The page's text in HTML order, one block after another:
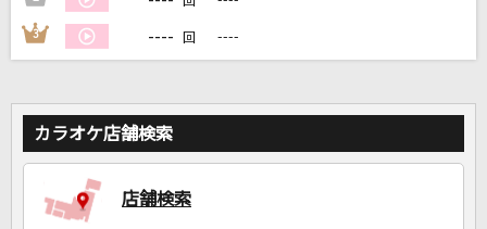
3 ---- 回 ----
カラオケ店舗検索
店舗検索